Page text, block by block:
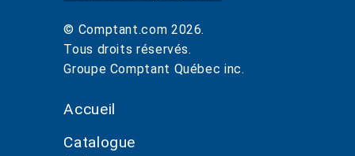
© Comptant.com 2026.
Tous droits réservés.
Groupe Comptant Québec inc.
Accueil
Catalogue